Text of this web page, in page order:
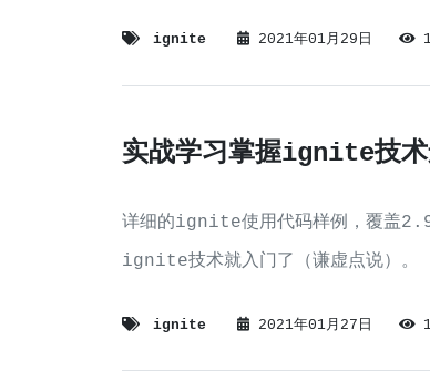
ignite 2021年01月29日
实战学习掌握ignite技术
详细的ignite使用代码样例，覆盖
ignite技术就入门了（谦虚点说）。
ignite 2021年01月27日